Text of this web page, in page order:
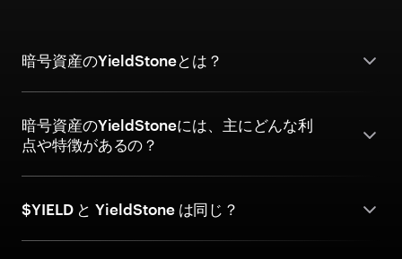
暗号資産のYieldStoneとは？
暗号資産のYieldStoneには、主にどんな利
点や特徴があるの？
$YIELD と YieldStone は同じ？